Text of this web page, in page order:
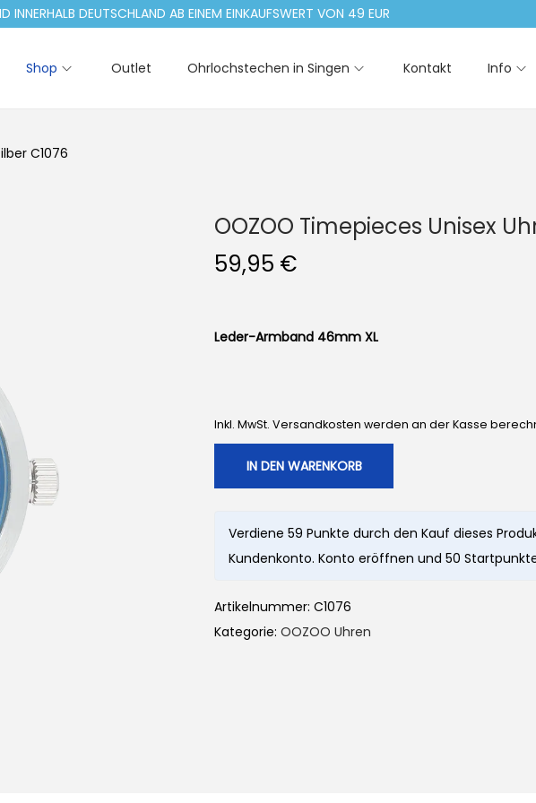
DEUTSCHLAND AB EINEM EINKAUFSWERT VON 49 EUR
Shop Outlet Ohrlochstechen in Singen Kontakt Info
C1076
OOZOO Timepieces Unisex
59,95 €
Leder-Armband 46mm XL
Inkl. MwSt. Versandkosten werden an der Kasse
IN DEN WARENKORB
Verdiene 59 Punkte durch den Kauf dieses
Kundenkonto. Konto eröffnen und 50
Artikelnummer: C1076
Kategorie: OOZOO Uhren